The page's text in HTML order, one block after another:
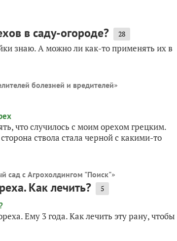
в саду-огороде? 28
знаю. А можно ли как-то применять их в
болезней и вредителей»
что случилось с моим орехом грецким.
ствола стала черной с какими-то
сад с Агрохолдингом "Поиск"»
Как лечить? 5
Ему 3 года. Как лечить эту рану, чтобы